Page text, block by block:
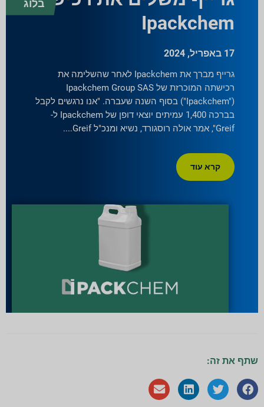
בלוג
Ipackchem
17 באפריל, 2024
גרייף מברך את Ipackchem לאחר שהשלימה את
רכישתה המוכרזת של Ipackchem Group SAS
("Ipackchem") בסוף השנה שעברה. "אנו נרגשים לקבל
בברכה 1,400 עמיתים יוצאי דופן של Ipackchem ל-
Greif", אמר אולה רוסגורד, נשיא ומנכ"ל Greif.
קרא עוד
שתף את זה: